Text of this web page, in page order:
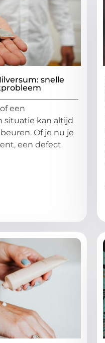
snelle
een
situatie kan altijd
Of je nu je
een defect